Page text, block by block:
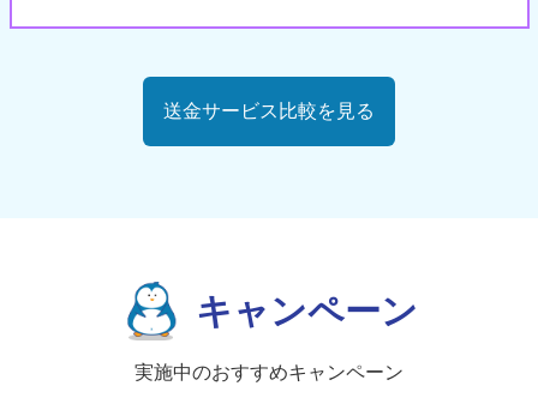
送金サービス比較を見る
キャンペーン
実施中のおすすめキャンペーン